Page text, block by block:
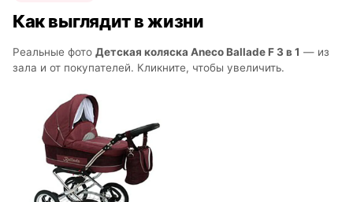
Как выглядит в жизни
Реальные фото Детская коляска Aneco Ballade F 3 в 1 — из
зала и от покупателей. Кликните, чтобы увеличить.